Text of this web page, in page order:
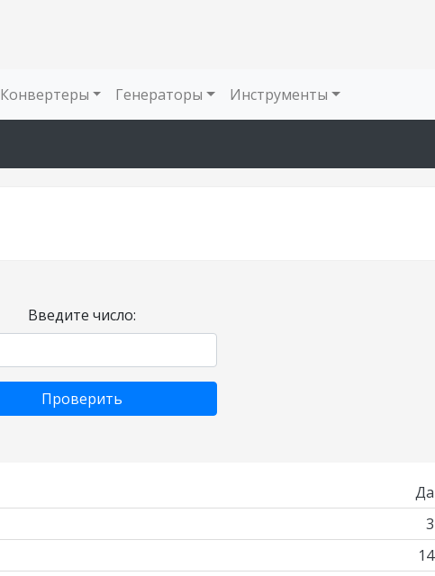
Конвертеры Генераторы Инструменты
Введите число:
Проверить
Да
3
14